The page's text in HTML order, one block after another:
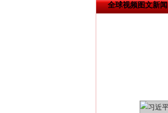
全球视频图文新闻